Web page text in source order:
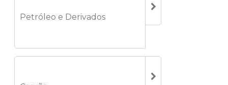
Petróleo e Derivados